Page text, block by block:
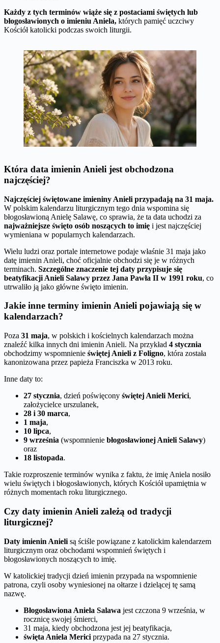
Każdy z tych terminów wiąże się z postaciami świętych lub
błogosławionych o imieniu Aniela, których pamięć uczciwy
Kościół katolicki podczas swoich liturgii.
Która data imienin Anieli jest obchodzona
najczęściej?
Najczęściej świętowane imieniny Anieli przypadają na 31 maja.
W polskim kalendarzu liturgicznym tego dnia wspomina się
błogosławioną Anielę Salawę, co sprawia, że ta data uchodzi za
najważniejsze święto osób noszących to imię i jest najczęściej
wymieniana w popularnych kalendarzach.
Wielu ludzi oraz portale internetowe podaje właśnie 31 maja jako
datę imienin Anieli, choć oficjalnie obchodzi się je w różnych
terminach. Szczególne znaczenie tej daty przypisuje się
beatyfikacji Anieli Salawy przez Jana Pawła II w 1991 roku, co
utrwaliło ją jako główne święto imienin.
Jakie inne terminy imienin Anieli pojawiają się w
kalendarzach?
Poza 31 maja, w polskich i kościelnych kalendarzach można
znaleźć kilka innych dni imienin Anieli. Na przykład 4 stycznia
obchodzimy wspomnienie świętej Anieli z Foligno, która została
kanonizowana przez papieża Franciszka w 2013 roku.
Inne daty to:
27 stycznia, dzień poświęcony świętej Anieli Merici,
założycielce urszulanek,
28 i 30 marca,
1 maja,
10 lipca,
9 września (wspomnienie błogosławionej Anieli Salawy)
oraz
18 listopada.
Takie rozproszenie terminów wynika z faktu, że imię Aniela nosiło
wielu świętych i błogosławionych, których Kościół upamiętnia w
różnych momentach roku liturgicznego.
Czy daty imienin Anieli zależą od tradycji
liturgicznej?
Daty imienin Anieli są ściśle powiązane z katolickim kalendarzem
liturgicznym oraz obchodami wspomnień świętych i
błogosławionych noszących to imię.
W katolickiej tradycji dzień imienin przypada na wspomnienie
patrona, czyli osoby wyniesionej na ołtarze i dzielącej tę samą
nazwę.
Błogosławiona Aniela Salawa jest czczona 9 września, w
rocznicę swojej śmierci,
31 maja, kiedy obchodzona jest jej beatyfikacja,
święta Aniela Merici przypada na 27 stycznia.